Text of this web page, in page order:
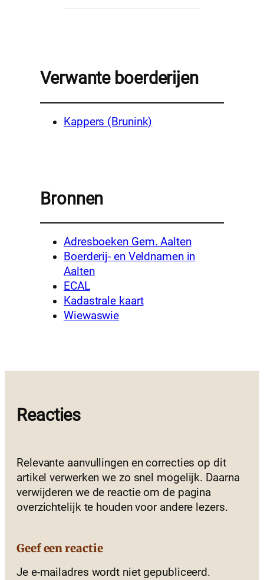
Verwante boerderijen
Kappers (Brunink)
Bronnen
Adresboeken Gem. Aalten
Boerderij- en Veldnamen in
Aalten
ECAL
Kadastrale kaart
Wiewaswie
Reacties
Relevante aanvullingen en correcties op dit
artikel verwerken we zo snel mogelijk. Daarna
verwijderen we de reactie om de pagina
overzichtelijk te houden voor andere lezers.
Geef een reactie
Je e-mailadres wordt niet gepubliceerd.